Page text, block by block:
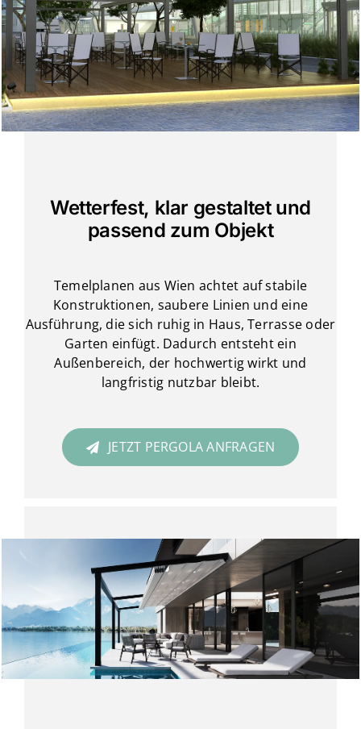
Wetterfest, klar gestaltet und
passend zum Objekt
Temelplanen aus Wien achtet auf stabile
Konstruktionen, saubere Linien und eine
Ausführung, die sich ruhig in Haus, Terrasse oder
Garten einfügt. Dadurch entsteht ein
Außenbereich, der hochwertig wirkt und
langfristig nutzbar bleibt.
JETZT PERGOLA ANFRAGEN